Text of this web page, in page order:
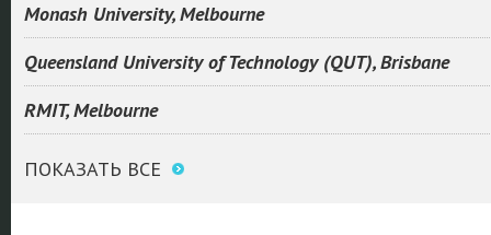
Monash University, Melbourne
Queensland University of Technology (QUT), Brisbane
RMIT, Melbourne
ПОКАЗАТЬ ВСЕ